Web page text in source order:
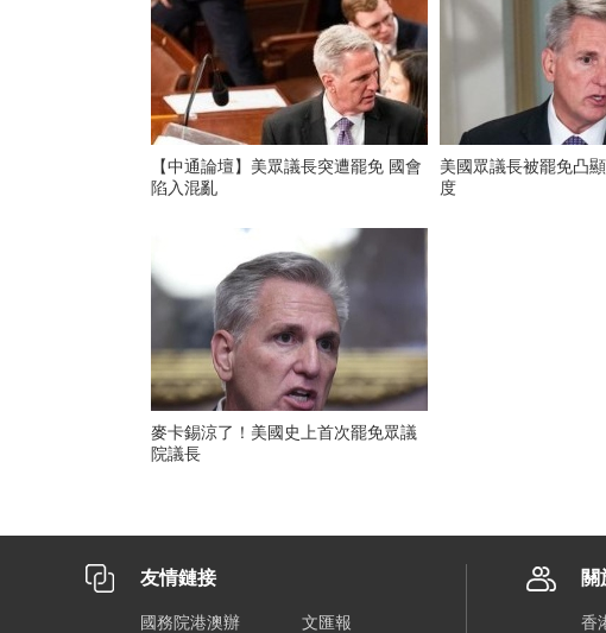
【中通論壇】美眾議長突遭罷免 國會
陷入混亂
美國眾議長被罷免凸
度
麥卡錫涼了！美國史上首次罷免眾議
院議長
友情鏈接
國務院港澳辦 文匯報
關
香